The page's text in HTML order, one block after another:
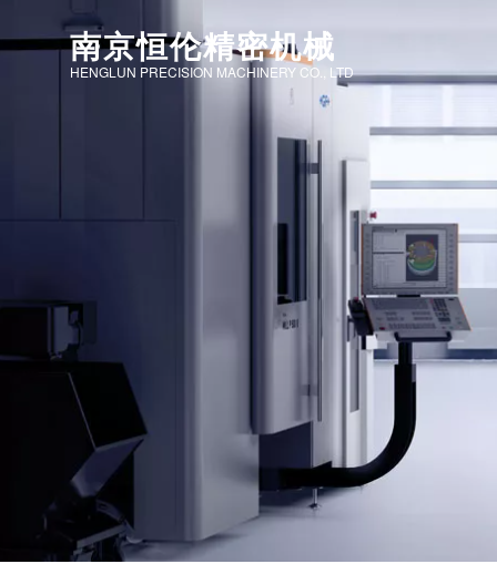
南京恒伦精密机械
HENGLUN PRECISION MACHINERY CO., LTD